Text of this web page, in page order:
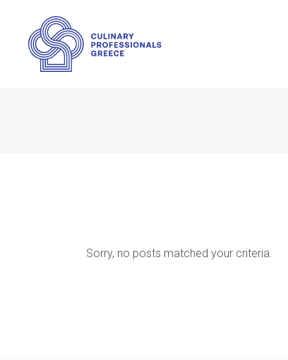
Sorry, no posts matched your criteria.